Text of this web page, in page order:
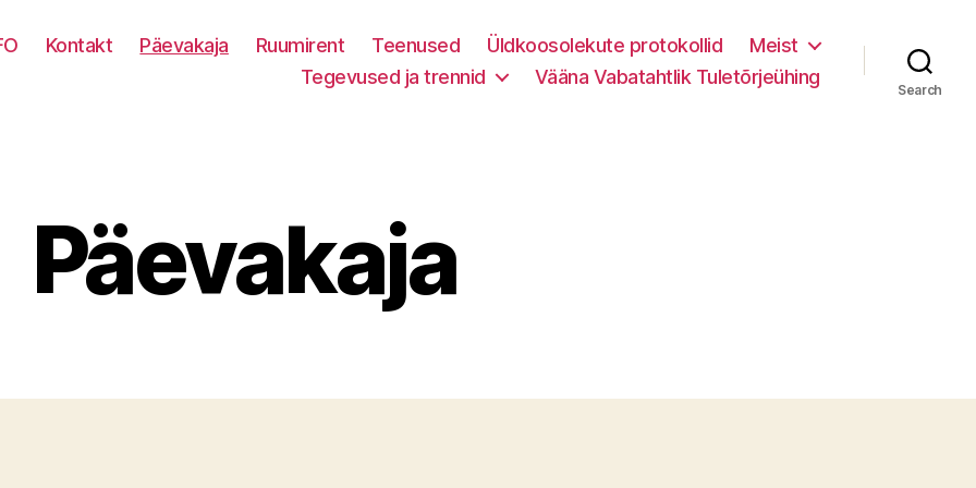
Kontakt Päevakaja Ruumirent Teenused Üldkoosolekute protokollid
Meist
Tegevused ja trennid
Vääna Vabatahtlik Tuletõrjeühing
Search
Päevakaja